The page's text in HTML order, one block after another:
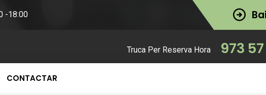
-18:00
Truca Per Reserva Hora 973
CONTACTAR